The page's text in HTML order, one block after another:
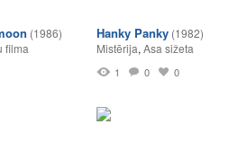
(1986)
filma
Hanky Panky (1982)
Mistērija, Asa sižeta
1 0 0